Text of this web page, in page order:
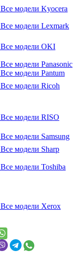
Все модели Kyocera
Все модели Lexmark
Все модели OKI
Все модели Panasonic
Все модели Pantum
Все модели Ricoh
Все модели RISO
Все модели Samsung
Все модели Sharp
Все модели Toshiba
Все модели Xerox